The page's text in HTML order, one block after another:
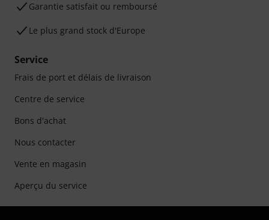
Garantie satisfait ou remboursé
Le plus grand stock d'Europe
Service
Frais de port et délais de livraison
Centre de service
Bons d'achat
Nous contacter
Vente en magasin
Aperçu du service